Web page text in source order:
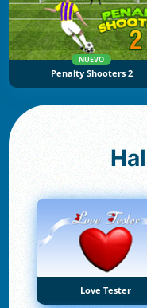
NUEVO
Penalty Shooters 2
Love Tester